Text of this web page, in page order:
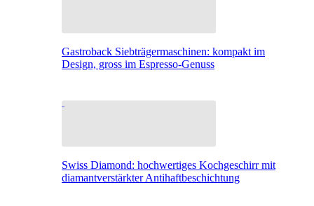
Gastroback Siebträgermaschinen: kompakt im
Design, gross im Espresso-Genuss
Swiss Diamond: hochwertiges Kochgeschirr mit
diamantverstärkter Antihaftbeschichtung